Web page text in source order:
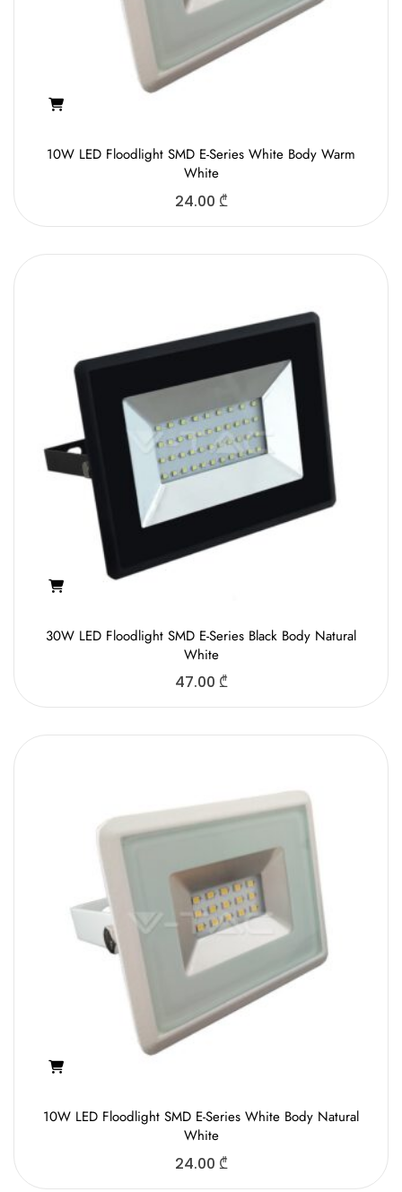
10W LED Floodlight SMD E-Series White Body Warm
White
24.00 ₾
30W LED Floodlight SMD E-Series Black Body Natural
White
47.00 ₾
10W LED Floodlight SMD E-Series White Body Natural
White
24.00 ₾